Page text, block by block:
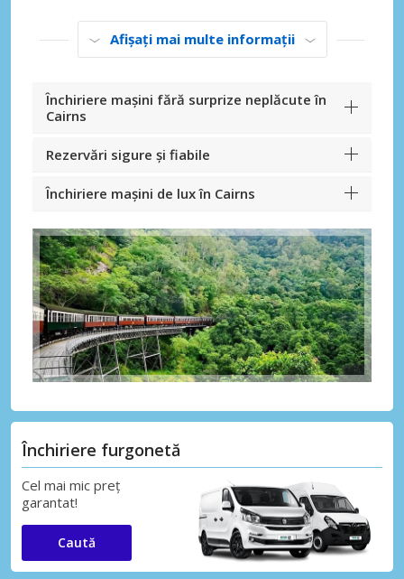
Afișați mai multe informații
Închiriere mașini fără surprize neplăcute în
Cairns
Rezervări sigure și fiabile
Închiriere mașini de lux în Cairns
Închiriere furgonetă
Cel mai mic preț
garantat!
Caută